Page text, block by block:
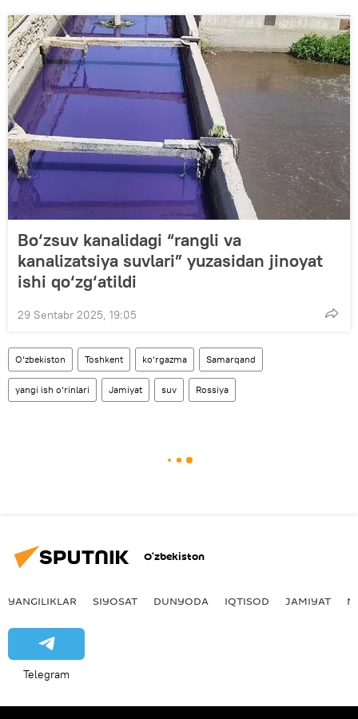
Bo‘zsuv kanalidagi “rangli va
kanalizatsiya suvlari” yuzasidan jinoyat
ishi qo‘zg‘atildi
29 Sentabr 2025, 19:05
O‘zbekiston Toshkent ko‘rgazma Samarqand
yangi ish o‘rinlari Jamiyat suv Rossiya
O‘zbekiston
YANGILIKLAR SIYOSAT DUNYODA IQTISOD JAMIYAT
Telegram